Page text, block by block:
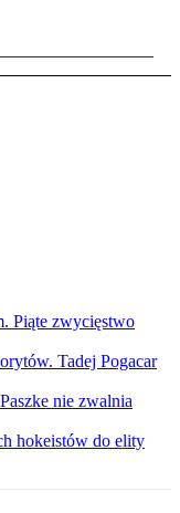
Piąte zwycięstwo
Tadej Pogacar
nie zwalnia
hokeistów do elity